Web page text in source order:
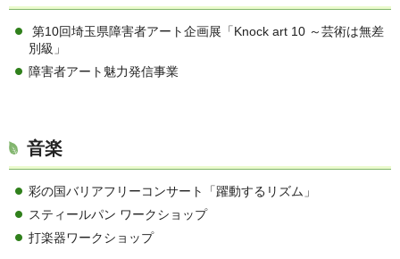
第10回埼玉県障害者アート企画展「Knock art 10 ～芸術は無差
別級」
障害者アート魅力発信事業
音楽
彩の国バリアフリーコンサート「躍動するリズム」
スティールパン ワークショップ
打楽器ワークショップ